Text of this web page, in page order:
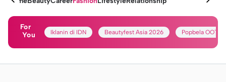
For
You
Iklanin di IDN Beautyfest Asia 2026 Popbela OOTD